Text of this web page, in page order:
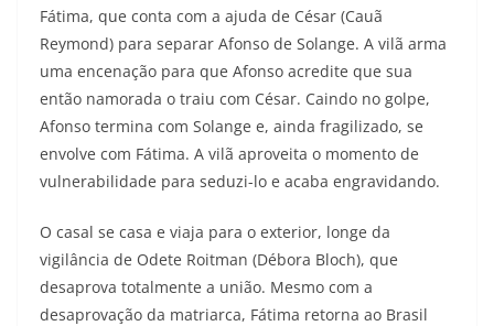
Fátima, que conta com a ajuda de César (Cauã
Reymond) para separar Afonso de Solange. A vilã arma
uma encenação para que Afonso acredite que sua
então namorada o traiu com César. Caindo no golpe,
Afonso termina com Solange e, ainda fragilizado, se
envolve com Fátima. A vilã aproveita o momento de
vulnerabilidade para seduzi-lo e acaba engravidando.
O casal se casa e viaja para o exterior, longe da
vigilância de Odete Roitman (Débora Bloch), que
desaprova totalmente a união. Mesmo com a
desaprovação da matriarca, Fátima retorna ao Brasil